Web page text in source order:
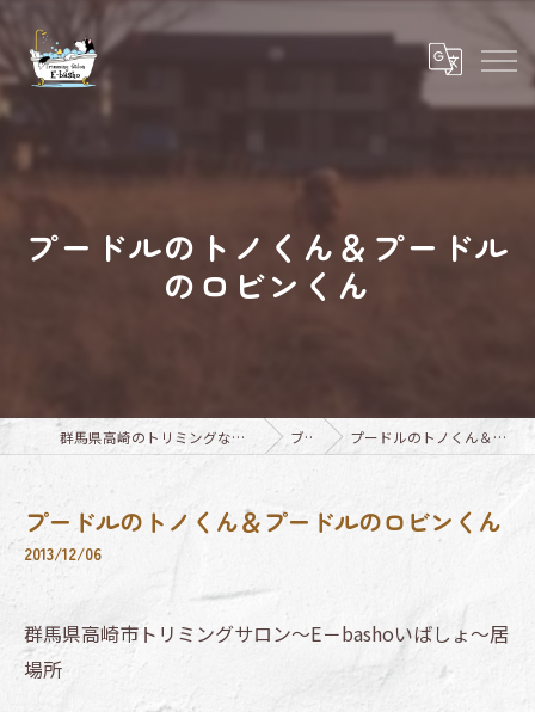
プードルのトノくん＆プードル
のロビンくん
群馬県高崎のトリミングならTrimming Salon E-basho ブログ プードルのトノくん＆プードルのロビンくん
プードルのトノくん＆プードルのロビンくん
2013/12/06
群馬県高崎市トリミングサロン～E－bashoいばしょ～居
場所